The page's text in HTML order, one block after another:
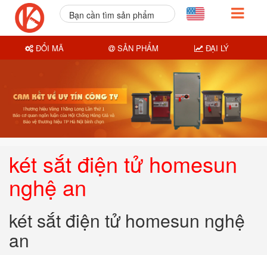
két sắt điện tử homesun
nghệ an
két sắt điện tử homesun nghệ
an
Bạn cần tìm sản phẩm
ĐỔI MÃ SẢN PHẨM ĐẠI LÝ